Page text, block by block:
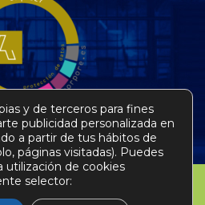
y de terceros para fines
publicidad personalizada en
a partir de tus hábitos de
páginas visitadas). Puedes
utilización de cookies
selector: